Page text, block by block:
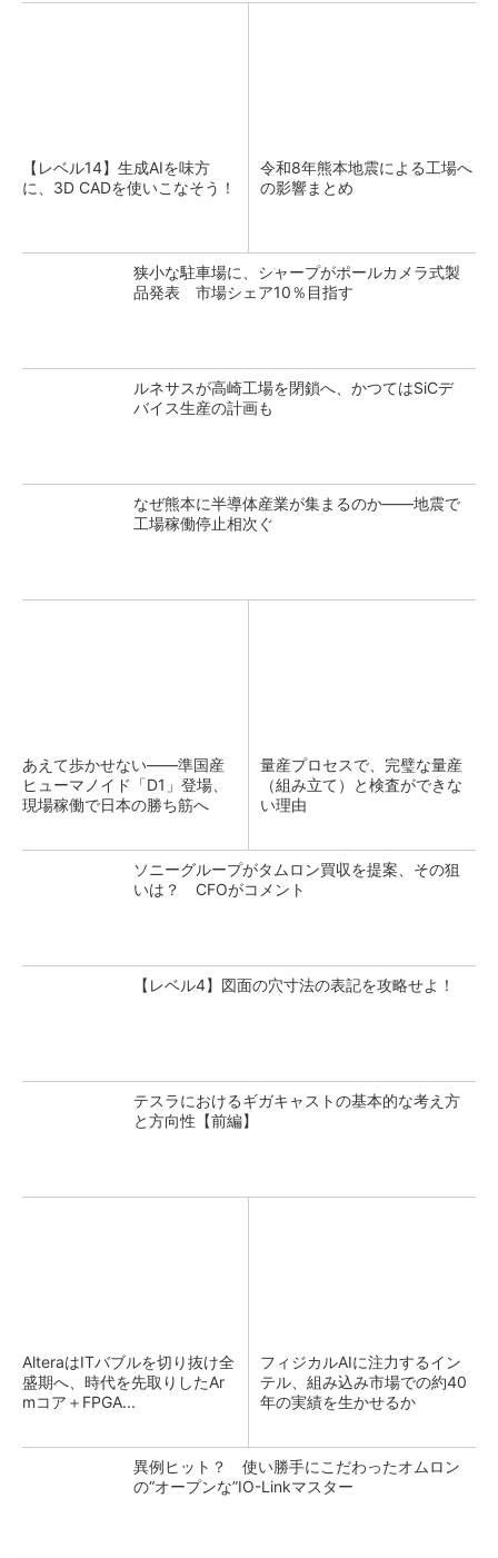
【レベル14】生成AIを味方
に、3D CADを使いこなそう！
令和8年熊本地震による工場へ
の影響まとめ
狭小な駐車場に、シャープがポールカメラ式製
品発表 市場シェア10％目指す
ルネサスが高崎工場を閉鎖へ、かつてはSiCデ
バイス生産の計画も
なぜ熊本に半導体産業が集まるのか――地震で
工場稼働停止相次ぐ
あえて歩かせない――準国産
ヒューマノイド「D1」登場、
現場稼働で日本の勝ち筋へ
量産プロセスで、完璧な量産
（組み立て）と検査ができな
い理由
ソニーグループがタムロン買収を提案、その狙
いは？ CFOがコメント
【レベル4】図面の穴寸法の表記を攻略せよ！
テスラにおけるギガキャストの基本的な考え方
と方向性【前編】
AlteraはITバブルを切り抜け全
盛期へ、時代を先取りしたAr
mコア＋FPGA...
フィジカルAIに注力するイン
テル、組み込み市場での約40
年の実績を生かせるか
異例ヒット？ 使い勝手にこだわったオムロン
の“オープンな”IO-Linkマスター